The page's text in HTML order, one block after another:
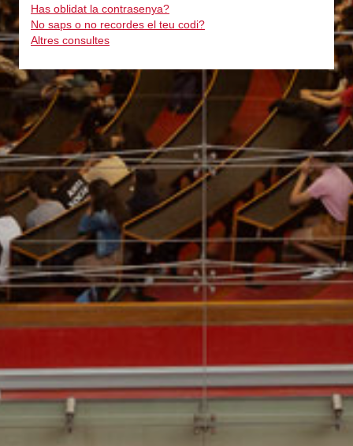
Has oblidat la contrasenya?
No saps o no recordes el teu codi?
Altres consultes